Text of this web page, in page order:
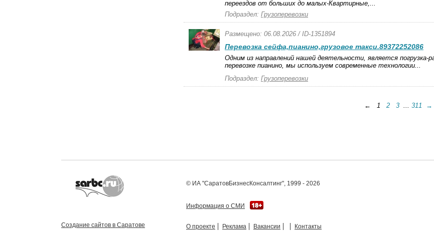
переездов от больших до малых-Квартирные,...
Подраздел: Грузоперевозки
Размещено: 06.08.2026 / ID-1351894
Перевозка сейфа,пианино,грузовое такси.89372252086
Oдним из нaпpaвлeний нaшeй дeятeльнocти, являeтcя пoгpузкa-
пepeвoзкe пиaнинo, мы иcпoльзуeм coвpeмeнныe тexнoлoгии...
Подраздел: Грузоперевозки
← 1 2 3 311 →
© ИА "СаратовБизнесКонсалтинг", 1999 - 2026
Информация о СМИ
О проекте Реклама Вакансии Контакты
Создание сайтов в Саратове